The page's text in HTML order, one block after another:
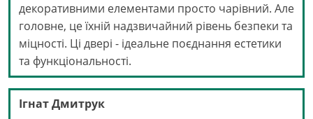
декоративними елементами просто чарівний. Але
головне, це їхній надзвичайний рівень безпеки та
міцності. Ці двері - ідеальне поєднання естетики
та функціональності.
Ігнат Дмитрук